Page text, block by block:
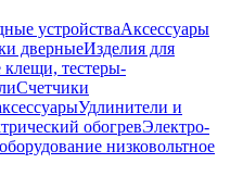
устройстваАксессуары
дверныеИзделия для
тестеры-
Счетчики
Удлинители и
обогревЭлектро-
низковольтное